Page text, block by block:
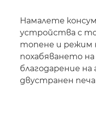
Намалете
устройства с
топене и режим
похабяването
благодарение
двустранен